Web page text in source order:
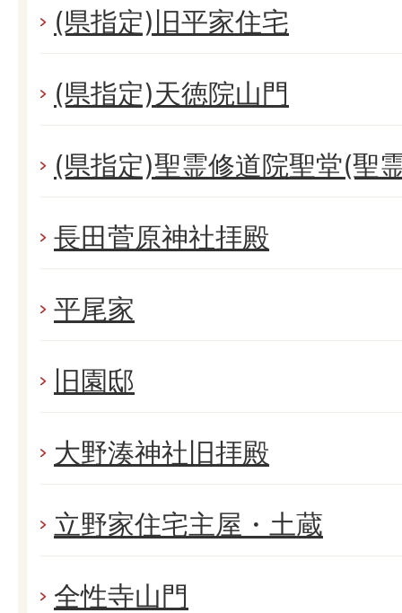
(県指定)旧平家住宅
(県指定)天徳院山門
(県指定)聖霊修道院聖堂(聖
長田菅原神社拝殿
平尾家
旧園邸
大野湊神社旧拝殿
立野家住宅主屋・土蔵
全性寺山門